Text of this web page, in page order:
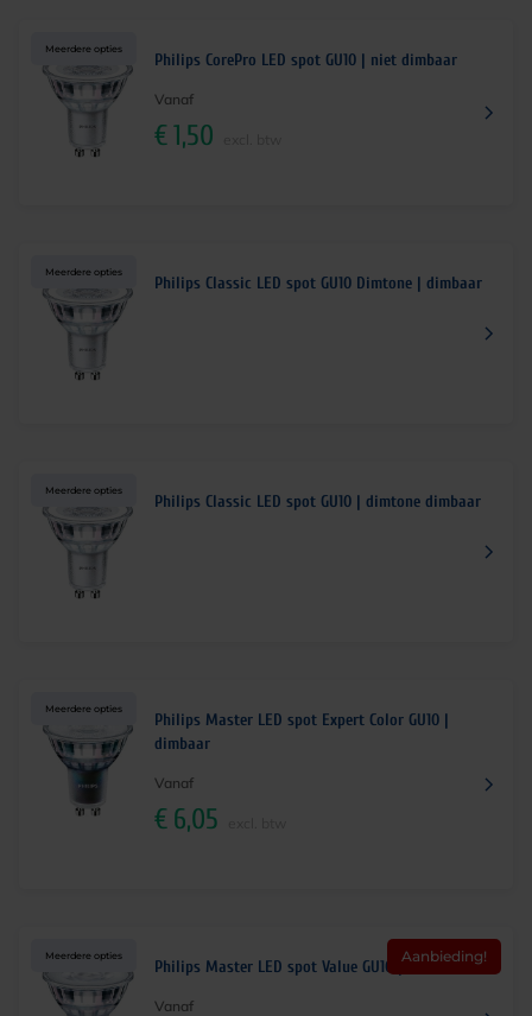
Meerdere opties
Philips CorePro LED spot GU10 | niet dimbaar
Vanaf
€1,50
Meerdere opties
Philips Classic LED spot GU10 Dimtone | dimbaar
Meerdere opties
Philips Classic LED spot GU10 | dimtone dimbaar
Meerdere opties
Philips Master LED spot Expert Color GU10 |
dimbaar
Vanaf
€ 6,05
Meerdere opties Aanbieding!
Philips Master LED spot Value GU10 | dimbaar
Vanaf